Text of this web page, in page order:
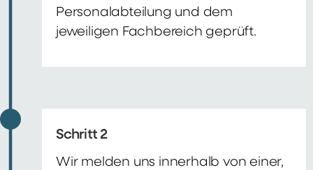
Personalabteilung und dem
jeweiligen Fachbereich geprüft.
Schritt 2
Wir melden uns innerhalb von einer,